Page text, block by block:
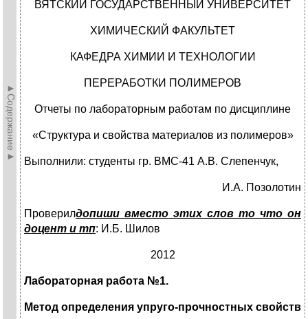
►Содержание►
ВЯТСКИЙ ГОСУДАРСТВЕННЫЙ УНИВЕРСИТЕТ
ХИМИЧЕСКИЙ ФАКУЛЬТЕТ
КАФЕДРА ХИМИИ И ТЕХНОЛОГИИ
ПЕРЕРАБОТКИ ПОЛИМЕРОВ
Отчеты по лабораторным работам по дисциплине
«Структура и свойства материалов из полимеров»
Выполнили: студенты гр. ВМС-41 А.В. Слепенчук,
И.А. Позолотин
Проверилдопиши вместо этих слов то что он
доцент и тп: И.Б. Шилов
2012
Лабораторная работа №1.
Метод определения упруго-прочностных свойств